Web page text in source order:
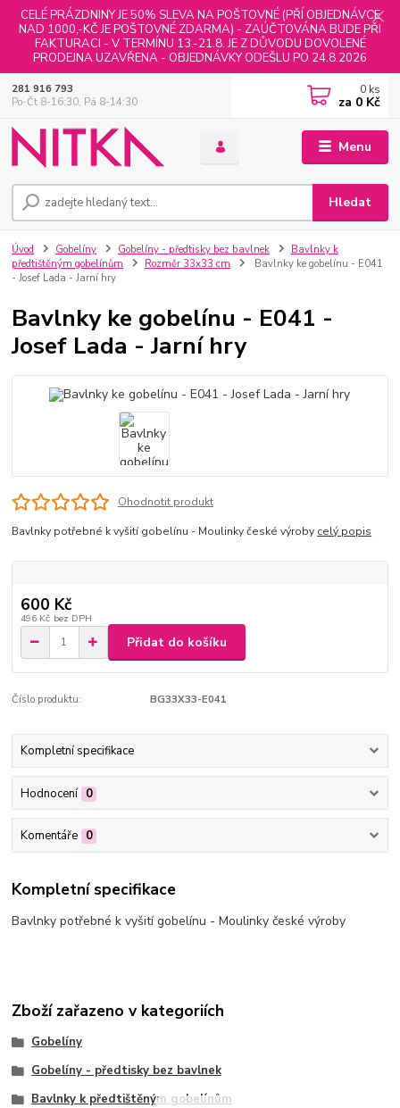
CELÉ PRÁZDNINY JE 50% SLEVA NA POŠTOVNÉ (PŘÍ OBJEDNÁVCE
NAD 1000,-KČ JE POŠTOVNÉ ZDARMA) - ZAÚČTOVÁNA BUDE PŘI
FAKTURACI - V TERMÍNU 13.-21.8. JE Z DŮVODU DOVOLENÉ
PRODEJNA UZAVŘENA - OBJEDNÁVKY ODEŠLU PO 24.8.2026
Menu
Hledat
281 916 793
Po-Čt 8-16:30, Pá 8-14:30
0 ks
za 0 Kč
Úvod Gobelíny Gobelíny - předtisky bez bavlnek
Bavlnky k
předtištěným gobelínům
Rozměr 33x33 cm
Bavlnky ke gobelínu - E041
- Josef Lada - Jarní hry
Bavlnky ke gobelínu - E041 -
Josef Lada - Jarní hry
Ohodnotit produkt
Bavlnky potřebné k vyšití gobelínu - Moulinky české výroby celý popis
600 Kč
496 Kč bez DPH
Přidat do košíku
Číslo produktu: BG33X33-E041
Kompletní specifikace
Hodnocení 0
Komentáře 0
Kompletní specifikace
Bavlnky potřebné k vyšití gobelínu - Moulinky české výroby
Zboží zařazeno v kategoriích
Gobelíny
Gobelíny - předtisky bez bavlnek
Bavlnky k předtištěným gobelínům